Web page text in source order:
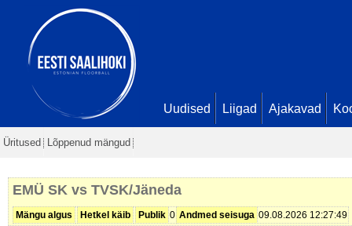
Uudised Liigad Ajakavad
Üritused Lõppenud mängud
EMÜ SK vs TVSK/Jäneda
Mängu algus Hetkel käib Publik 0 Andmed seisuga 09.08.2026 12:27:49